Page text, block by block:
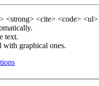
<strong> <cite> <code>
text.
with graphical ones.